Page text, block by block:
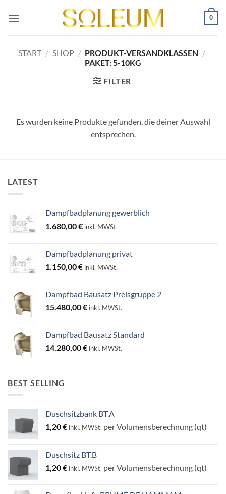
Inhalt
0
START / SHOP / PRODUKT-VERSANDKLASSEN /
PAKET: 5-10KG
FILTER
Es wurden keine Produkte gefunden, die deiner Auswahl
entsprechen.
LATEST
Dampfbadplanung gewerblich
1.680,00€ inkl. MWSt.
Dampfbadplanung privat
1.150,00€ inkl. MWSt.
Dampfbad Bausatz Preisgruppe 2
15.480,00€ inkl. MWSt.
Dampfbad Bausatz Standard
14.280,00€ inkl. MWSt.
BEST SELLING
Duschsitzbank BT.A
1,20€ inkl. MWSt. per Volumensberechnung (qt)
Duschsitz BT.B
1,20€ inkl. MWSt. per Volumensberechnung (qt)